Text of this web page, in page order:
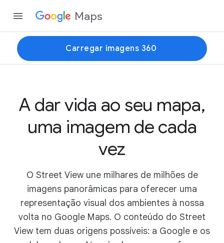
Maps
Carregar imagens 360
A dar vida ao seu mapa,
uma imagem de cada
vez
O Street View une milhares de milhões de
imagens panorâmicas para oferecer uma
representação visual dos ambientes à nossa
volta no Google Maps. O conteúdo do Street
View tem duas origens possíveis: a Google e os